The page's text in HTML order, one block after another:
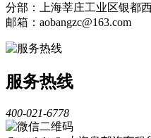
分部：上海莘庄工业区银都
邮箱：aobangzc@163.com
服务热线
400-021-6778